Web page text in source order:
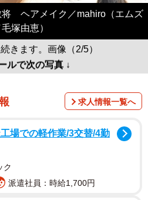
将 ヘアメイク／mahiro（エムズ
塚由恵）
きます。画像（2/5）
ルで次の写真 ↓
求人情報一覧へ
場での軽作業/3交替/4勤
ク
派遣社員：時給1,700円